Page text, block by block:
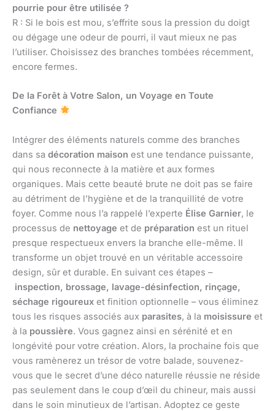
pourrie pour être utilisée ?
R : Si le bois est mou, s’effrite sous la pression du doigt
ou dégage une odeur de pourri, il vaut mieux ne pas
l’utiliser. Choisissez des branches tombées récemment,
encore fermes.
De la Forêt à Votre Salon, un Voyage en Toute
Confiance
Intégrer des éléments naturels comme des branches
dans sa décoration maison est une tendance puissante,
qui nous reconnecte à la matière et aux formes
organiques. Mais cette beauté brute ne doit pas se faire
au détriment de l’hygiène et de la tranquillité de votre
foyer. Comme nous l’a rappelé l’experte Élise Garnier, le
processus de nettoyage et de préparation est un rituel
presque respectueux envers la branche elle-même. Il
transforme un objet trouvé en un véritable accessoire
design, sûr et durable. En suivant ces étapes –
inspection, brossage, lavage-désinfection, rinçage,
séchage rigoureux et finition optionnelle – vous éliminez
tous les risques associés aux parasites, à la moisissure et
à la poussière. Vous gagnez ainsi en sérénité et en
longévité pour votre création. Alors, la prochaine fois que
vous ramènerez un trésor de votre balade, souvenez-
vous que le secret d’une déco naturelle réussie ne réside
pas seulement dans le coup d’œil du chineur, mais aussi
dans le soin minutieux de l’artisan. Adoptez ce geste